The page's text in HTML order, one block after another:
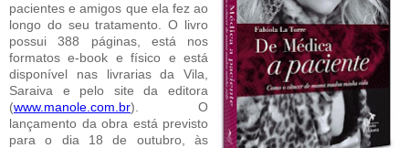
pacientes e amigos que ela fez ao
longo do seu tratamento. O livro
possui 388 páginas, está nos
formatos e-book e físico e está
disponível nas livrarias da Vila,
Saraiva e pelo site da editora
(www.manole.com.br). O
lançamento da obra está previsto
para o dia 18 de outubro, às